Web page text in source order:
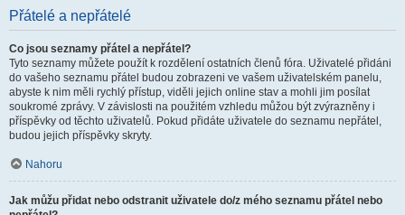
Přátelé a nepřátelé
Co jsou seznamy přátel a nepřátel?
Tyto seznamy můžete použít k rozdělení ostatních členů fóra. Uživatelé přidáni
do vašeho seznamu přátel budou zobrazeni ve vašem uživatelském panelu,
abyste k nim měli rychlý přístup, viděli jejich online stav a mohli jim posílat
soukromé zprávy. V závislosti na použitém vzhledu můžou být zvýrazněny i
příspěvky od těchto uživatelů. Pokud přidáte uživatele do seznamu nepřátel,
budou jejich příspěvky skryty.
Nahoru
Jak můžu přidat nebo odstranit uživatele do/z mého seznamu přátel nebo